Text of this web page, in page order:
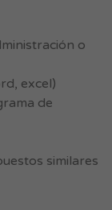
o
excel)
de
similares